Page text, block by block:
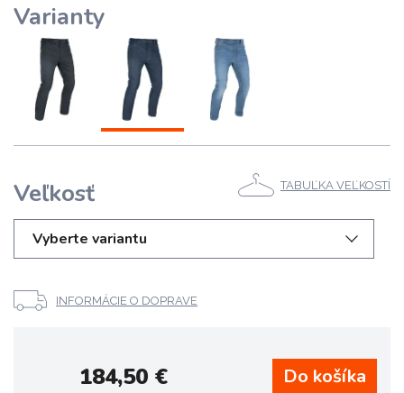
Varianty
Veľkosť TABUĽKA VEĽKOSTÍ
Vyberte variantu
INFORMÁCIE O DOPRAVE
184,50€